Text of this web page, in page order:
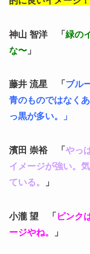
神山 智洋 「 緑の
な〜」
藤井 流星 「 ブル
青のものではなく
っ黒が多い。」
濱田 崇裕 「 やっ
イメージが強い。
ている。
」
小瀧 望 「 ピンク
ージやね。
」